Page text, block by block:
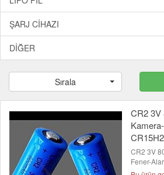
ŞARJ CİHAZI
DİĞER
Sırala
CR2 3V
CR2 3V
Fener-